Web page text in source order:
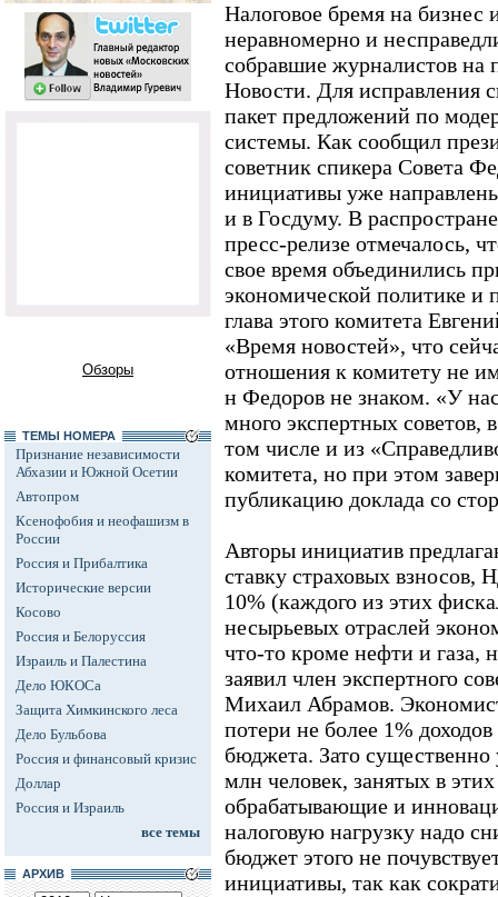
Обзоры
ТЕМЫ НОМЕРА
Признание независимости
Абхазии и Южной Осетии
Автопром
Ксенофобия и неофашизм в
России
Россия и Прибалтика
Исторические версии
Косово
Россия и Белоруссия
Израиль и Палестина
Дело ЮКОСа
Защита Химкинского леса
Дело Бульбова
Россия и финансовый кризис
Доллар
Россия и Израиль
все темы
АРХИВ
Налоговое бремя на бизнес
неравномерно и
собравшие журналистов
Новости. Для исправления
пакет предложений по
системы. Как сообщил
советник спикера Совета
инициативы уже
и в Госдуму. В
пресс-релизе отмечалось,
свое время объединились
экономической политике и
глава этого комитета
«Время новостей», что
отношения к комитету не
н Федоров не знаком. «У
много экспертных советов,
том числе и из
комитета, но при этом
публикацию доклада со
Авторы инициатив
ставку страховых
10% (каждого из этих
несырьевых отраслей
что-то кроме нефти и газа,
заявил член экспертного
Михаил Абрамов.
потери не более 1%
бюджета. Зато
млн человек, занятых в
обрабатывающие и
налоговую нагрузку надо
бюджет этого не
инициативы, так как